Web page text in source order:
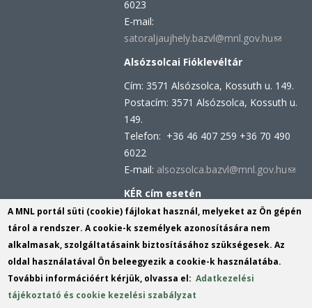
6023
E-mail:
satoraljaujhely.bazvl@mnl.gov.hu(link
mail)
Alsózsolcai Fióklevéltár
Cím: 3571 Alsózsolca, Kossuth u. 149.
Postacím: 3571 Alsózsolca, Kossuth u.
149.
Telefon: +36 46 407 259 +36 70 490
6022
E-mail: alsozsolca.bazvl@mnl.gov.hu(link
e-
KÉR cím esetén
KRID azonosító: 113809158
KÉR azonosító: MNL BAZML
Hivatali kapu cím:
KRID azonosító: 160343931
A MNL portál süti (cookie) fájlokat használ, melyeket az Ön gépén
tárol a rendszer. A cookie-k személyek azonosítására nem
alkalmasak, szolgáltatásaink biztosításához szükségesek. Az
oldal használatával Ön beleegyezik a cookie-k használatába.
További információért kérjük, olvassa el:Adatkezelési
tájékoztató és cookie kezelési szabályzat